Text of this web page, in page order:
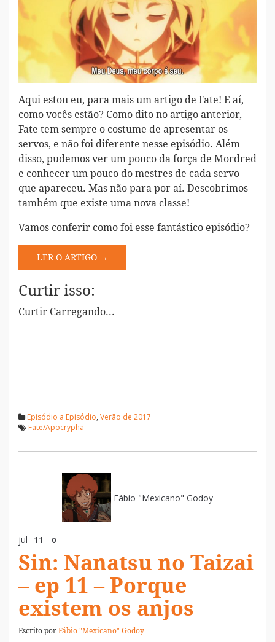
Aqui estou eu, para mais um artigo de Fate! E aí,
como vocês estão? Como dito no artigo anterior,
Fate tem sempre o costume de apresentar os
servos, e não foi diferente nesse episódio. Além
disso, pudemos ver um pouco da força de Mordred
e conhecer um pouco do mestres de cada servo
que apareceu. Mas não para por aí. Descobrimos
também que existe uma nova classe!
Vamos conferir como foi esse fantástico episódio?
LER O ARTIGO →
Curtir isso:
Curtir Carregando...
Episódio a Episódio, Verão de 2017
Fate/Apocrypha
Fábio "Mexicano" Godoy
jul 11 0
Sin: Nanatsu no Taizai
– ep 11 – Porque
existem os anjos
Escrito porFábio "Mexicano" Godoy